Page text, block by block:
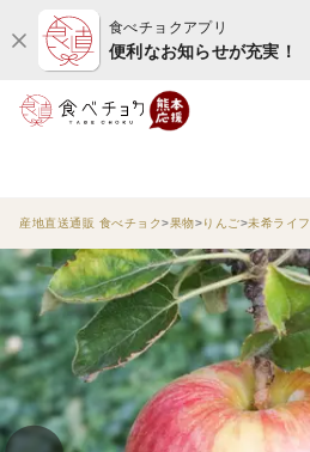
食べチョクアプリ
便利なお知らせが充実！
産地直送通販 食べチョク 果物 りんご 未希ライフ